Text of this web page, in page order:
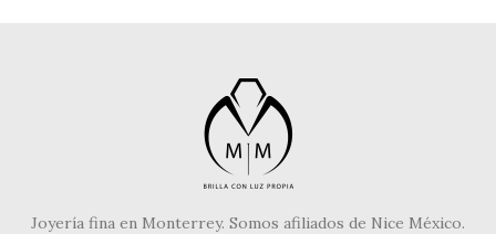
Joyería fina en Monterrey. Somos afiliados de Nice México.